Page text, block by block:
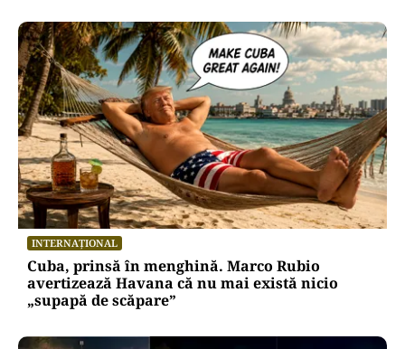
INTERNAȚIONAL
Cuba, prinsă în menghină. Marco Rubio
avertizează Havana că nu mai există nicio
„supapă de scăpare”